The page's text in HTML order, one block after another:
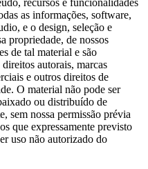
recursos e funcionalidades
as informações, software,
e o design, seleção e
propriedade, de nossos
de tal material e são
autorais, marcas
e outros direitos de
O material não pode ser
ou distribuído de
sem nossa permissão prévia
que expressamente previsto
uso não autorizado do